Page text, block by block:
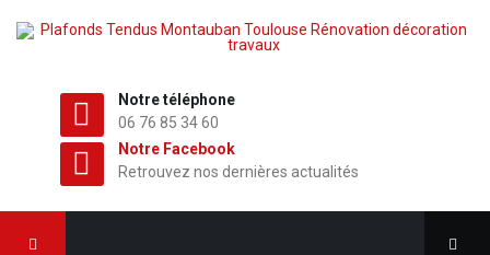
Notre téléphone
06 76 85 34 60
Notre Facebook
Retrouvez nos dernières actualités